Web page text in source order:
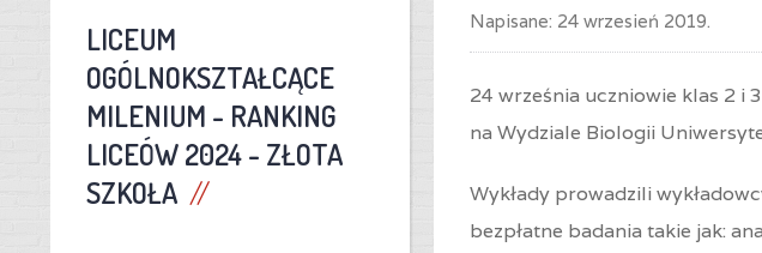
Napisane: 24 wrzesień 2019.
24 września uczniowie klas 2 i
na Wydziale Biologii
Wykłady prowadzili
bezpłatne badania takie jak:
LICEUM
OGÓLNOKSZTAŁCĄCE
MILENIUM - RANKING
LICEÓW 2024 - ZŁOTA
SZKOŁA